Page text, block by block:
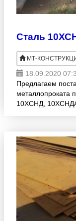
Сталь
МТ-
18.09.2020
Предлагаем
металлопроката
10ХСНД,